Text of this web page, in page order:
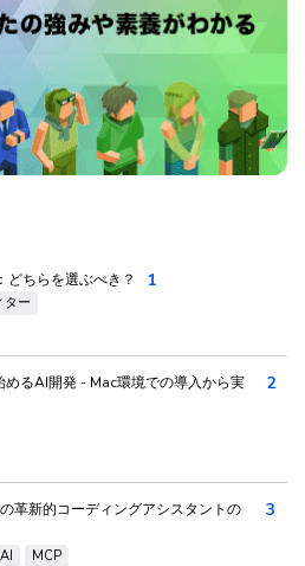
ちらを選ぶべき？
ター
1
るAI開発 - Mac環境での導入から実
2
革新的コーディングアシスタントの
AI MCP
3